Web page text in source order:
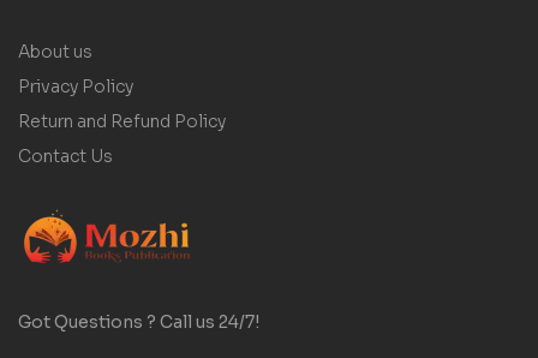
About us
Privacy Policy
Return and Refund Policy
Contact Us
Got Questions ? Call us 24/7!